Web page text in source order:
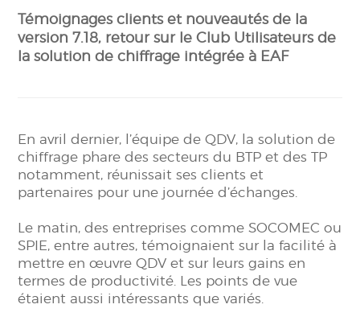
Témoignages clients et nouveautés de la
version 7.18, retour sur le Club Utilisateurs de
la solution de chiffrage intégrée à EAF
En avril dernier, l’équipe de QDV, la solution de
chiffrage phare des secteurs du BTP et des TP
notamment, réunissait ses clients et
partenaires pour une journée d’échanges.
Le matin, des entreprises comme SOCOMEC ou
SPIE, entre autres, témoignaient sur la facilité à
mettre en œuvre QDV et sur leurs gains en
termes de productivité. Les points de vue
étaient aussi intéressants que variés.